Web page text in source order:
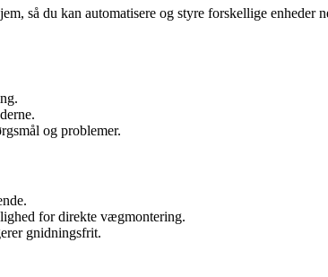
så du kan automatisere og styre forskellige
og problemer.
for direkte vægmontering.
gnidningsfrit.